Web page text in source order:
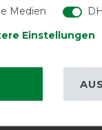
Medien
Einstellungen